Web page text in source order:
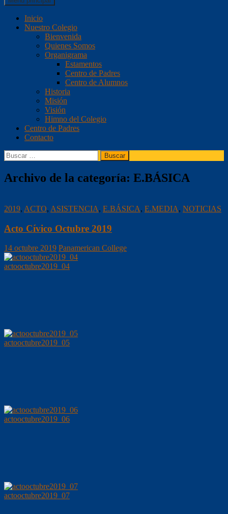
Panamerican College
al
Inicio
Nuestro Colegio
Bienvenida
Quienes Somos
Organigrama
Estamentos
Centro de Padres
Centro de Alumnos
Historia
Misión
Visión
Himno del Colegio
Centro de Padres
Contacto
Buscar:
Archivo de la categoría: E.BÁSICA
2019, ACTO, ASISTENCIA, E.BÁSICA, E.MEDIA, NOTICIAS
Acto Cívico Octubre 2019
14 octubre 2019 Panamerican College
actooctubre2019_04
actooctubre2019_05
actooctubre2019_06
actooctubre2019_07